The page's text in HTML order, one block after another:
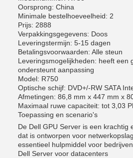
Oorsprong: China
Minimale bestelhoeveelheid: 2
Prijs: 2888
Verpakkingsgegevens: Doos
Leveringstermijn: 5-15 dagen
Betalingsvoorwaarden: Alle steun
Leveringsmogelijkheden: heeft een
ondersteunt aanpassing
Model: R750
Optische schijf: DVD+/-RW SATA
Afmetingen: 86,8 mm x 447 mm x
Maximaal ruwe capaciteit: tot 3,03
Toepassing en scenario's
De Dell GPU Server is een krachtig
dat is ontworpen voor
essentieel hulpmiddel voor
Dell Server voor datacenters